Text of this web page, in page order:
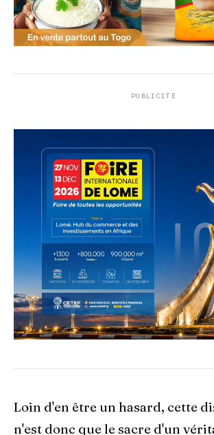
PUBLICITÉ
Loin d'en être un hasard, cette
n'est donc que le sacre d'un